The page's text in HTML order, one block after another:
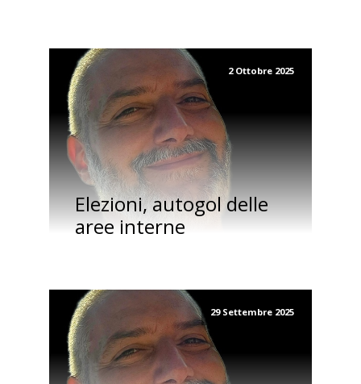
2 Ottobre 2025
Elezioni, autogol delle
aree interne
29 Settembre 2025